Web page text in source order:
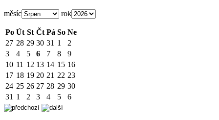
měsíc rok
Po Út St Čt Pá So Ne
27 28 29 30 31 1
2
3
4 5 6 7 8
9
10 11 12 13 14 15 16
17 18 19 20 21 22 23
24 25 26 27 28 29 30
31 1 2 3 4 5 6